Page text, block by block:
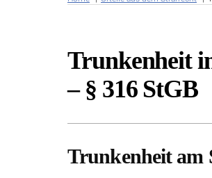
Trunkenheit
– § 316 StGB
Trunkenheit am